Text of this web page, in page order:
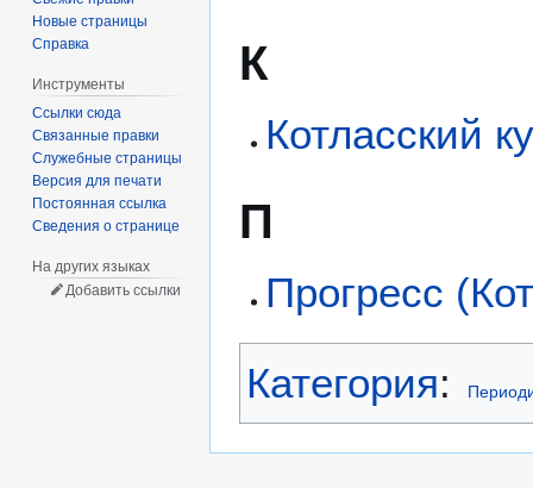
К
Котласский
П
Прогресс
Категория:
Новые страницы
Справка
Инструменты
Ссылки сюда
Связанные правки
Служебные страницы
Версия для печати
Постоянная ссылка
Сведения о странице
На других языках
Добавить ссылки